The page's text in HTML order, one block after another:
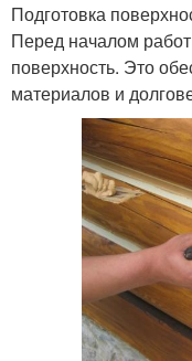
трещины
Трещины на
Глубокие
Подготовка
Перед началом
поверхность. Это
материалов и